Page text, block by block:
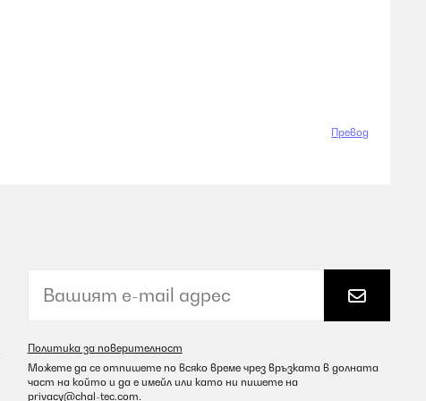
Превод
Политика за поверителност
Можете да се отпишете по всяко време чрез връзката в долната
част на който и да е имейл или като ни пишете на
privacy@chal-tec.com.